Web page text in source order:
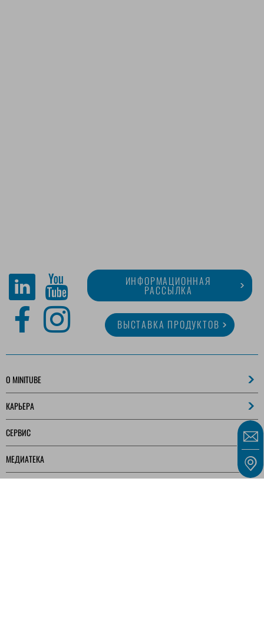
ИНФОРМАЦИОННАЯ
РАССЫЛКА
ВЫСТАВКА ПРОДУКТОВ
O MINITUBE
КАРЬЕРА
СЕРВИС
МЕДИАТЕКА